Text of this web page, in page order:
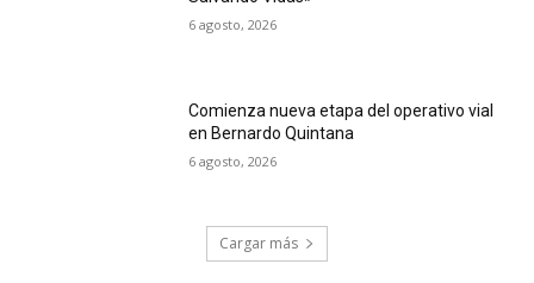
6 agosto, 2026
Comienza nueva etapa del operativo vial
en Bernardo Quintana
6 agosto, 2026
Cargar más